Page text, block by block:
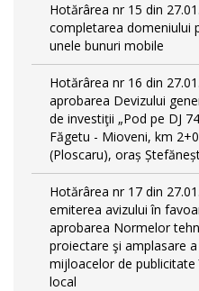
Hotărârea nr 15 din
completarea domeniului
unele bunuri mobile
Hotărârea nr 16 din
aprobarea Devizului
de investiţii „Pod pe DJ
Făgetu - Mioveni, km
(Ploscaru), oraș
Hotărârea nr 17 din
emiterea avizului în
aprobarea Normelor
proiectare şi amplasare
mijloacelor de
local